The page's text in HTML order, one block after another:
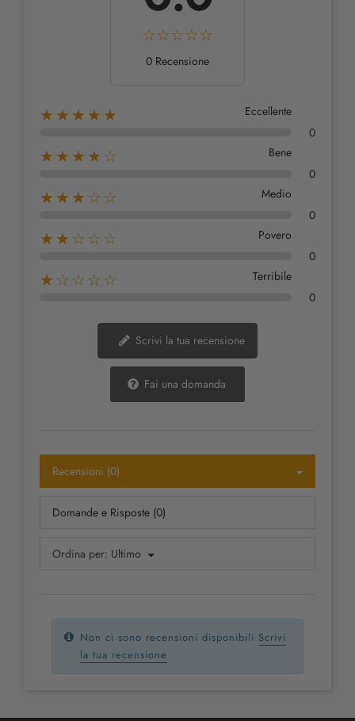
0 Recensione
★★★★★
Eccellente
0
★★★★☆
Bene
0
★★★☆☆
Medio
0
★★☆☆☆
Povero
0
★☆☆☆☆
Terribile
0
Scrivi la tua recensione
Fai una domanda
Recensioni (0)
Domande e Risposte (0)
Ordina per: Ultimo
Non ci sono recensioni disponibili Scrivi
la tua recensione